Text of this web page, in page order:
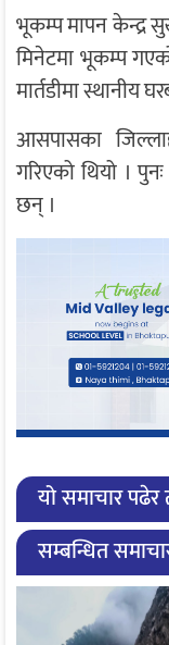
भूकम्प मापन केन्द्र
मिनेटमा भूकम्प
मार्तडीमा स्थानीय
आसपासका
गरिएको थियो ।
छन् ।
यो समाचार
सम्बन्धित